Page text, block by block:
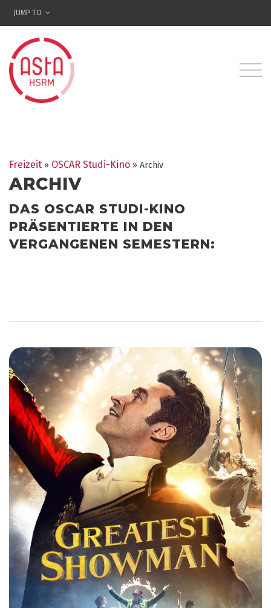
JUMP TO
Freizeit » OSCAR Studi-Kino » Archiv
ARCHIV
DAS OSCAR STUDI-KINO
PRÄSENTIERTE IN DEN
VERGANGENEN SEMESTERN: